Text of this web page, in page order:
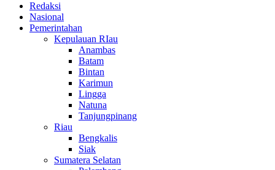
Redaksi
Nasional
Pemerintahan
Kepulauan RIau
Anambas
Batam
Bintan
Karimun
Lingga
Natuna
Tanjungpinang
Riau
Bengkalis
Siak
Sumatera Selatan